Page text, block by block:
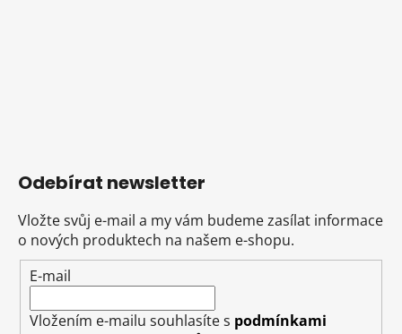
Odebírat newsletter
Vložte svůj e-mail a my vám budeme zasílat informace
o nových produktech na našem e-shopu.
E-mail
Vložením e-mailu souhlasíte s podmínkami